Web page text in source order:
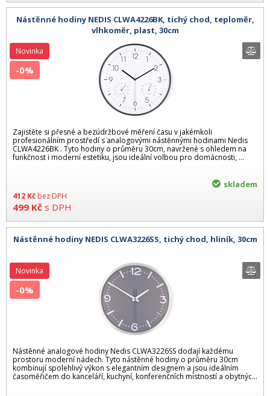
Nástěnné hodiny NEDIS CLWA4226BK, tichý chod, teploměr,
vlhkoměr, plast, 30cm
Zajistěte si přesné a bezúdržbové měření času v jakémkoli
profesionálním prostředí s analogovými nástěnnými hodinami Nedis
CLWA4226BK . Tyto hodiny o průměru 30cm, navržené s ohledem na
funkčnost i moderní estetiku, jsou ideální volbou pro domácnosti, ...
412 Kč bez DPH
499 Kč s DPH
Novinka
-0%
skladem
Nástěnné hodiny NEDIS CLWA3226SS, tichý chod, hliník, 30cm
Nástěnné analogové hodiny Nedis CLWA3226SS dodají každému
prostoru moderní nádech. Tyto nástěnné hodiny o průměru 30cm
kombinují spolehlivý výkon s elegantním designem a jsou ideálním
časoměřičem do kanceláří, kuchyní, konferenčních místností a obytnýc...
Novinka
-0%